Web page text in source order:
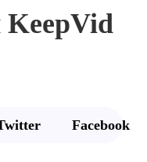
KeepVid
Facebook